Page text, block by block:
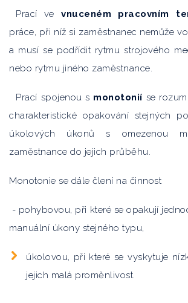
Prací ve vnuceném pracovním
práce, při níž si zaměstnanec nemůže
a musí se podřídit rytmu strojového
nebo rytmu jiného zaměstnance.
Prací spojenou s monotonií se
charakteristické opakování stejných
úkolových úkonů s omezenou
zaměstnance do jejich průběhu.
Monotonie se dále člení na činnost
- pohybovou, při které se opakují
manuální úkony stejného typu,
úkolovou, při které se vyskytuje
jejich malá proměnlivost.